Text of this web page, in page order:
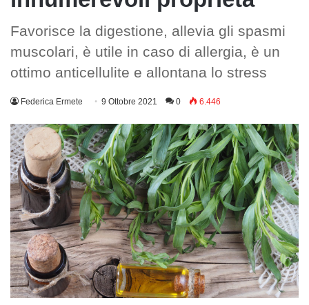
Favorisce la digestione, allevia gli spasmi
muscolari, è utile in caso di allergia, è un
ottimo anticellulite e allontana lo stress
Federica Ermete 9 Ottobre 2021 0 6.446